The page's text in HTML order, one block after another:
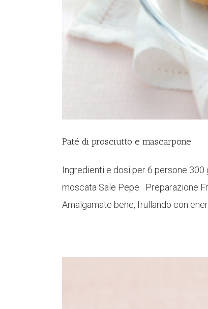
Paté di prosciutto e mascarpone
Ingredienti e dosi per 6 persone
moscata Sale Pepe Preparazione
Amalgamate bene, frullando con